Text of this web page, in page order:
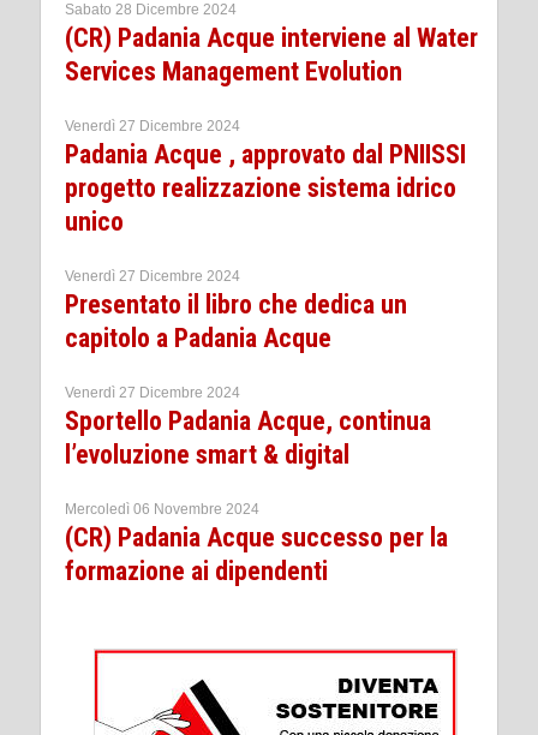
Sabato 28 Dicembre 2024
(CR) Padania Acque interviene al Water
Services Management Evolution
Venerdì 27 Dicembre 2024
Padania Acque , approvato dal PNIISSI
progetto realizzazione sistema idrico
unico
Venerdì 27 Dicembre 2024
Presentato il libro che dedica un
capitolo a Padania Acque
Venerdì 27 Dicembre 2024
Sportello Padania Acque, continua
l’evoluzione smart & digital
Mercoledì 06 Novembre 2024
(CR) Padania Acque successo per la
formazione ai dipendenti